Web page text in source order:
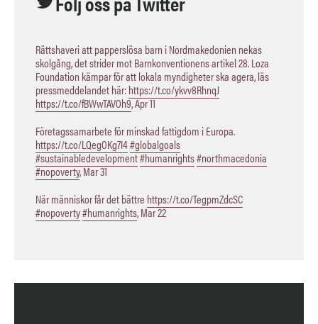
Rättshaveri att papperslösa barn i Nordmakedonien nekas
skolgång, det strider mot Barnkonventionens artikel 28. Loza
Foundation kämpar för att lokala myndigheter ska agera, läs
pressmeddelandet här:https://t.co/ykvv8RhnqJ
https://t.co/fBWwTAVOh9,Apr 11
Företagssamarbete för minskad fattigdom i Europa.
https://t.co/LQegOKg7I4#globalgoals
#sustainabledevelopment#humanrights#northmacedonia
#nopoverty,Mar 31
När människor får det bättre https://t.co/TegpmZdcSC
#nopoverty#humanrights,Mar 22